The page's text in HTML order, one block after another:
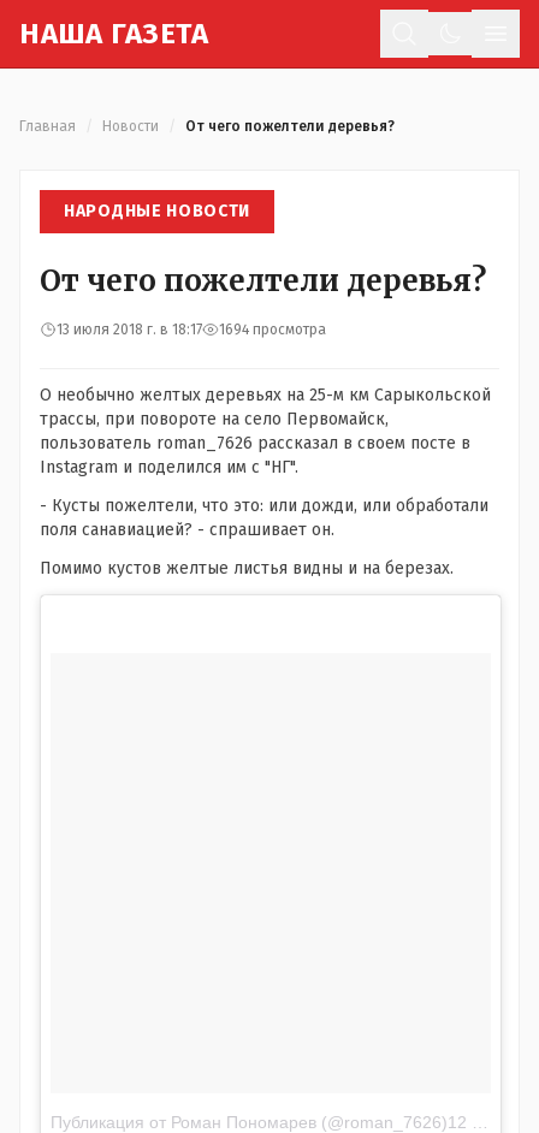
НАША ГАЗЕТА
Главная Новости От чего пожелтели деревья?
НАРОДНЫЕ НОВОСТИ
От чего пожелтели деревья?
13 июля 2018 г. в 18:17 1694 просмотра
О необычно желтых деревьях на 25-м км Сарыкольской
трассы, при повороте на село Первомайск,
пользователь roman_7626 рассказал в своем посте в
Instagram и поделился им с "НГ".
- Кусты пожелтели, что это: или дожди, или обработали
поля санавиацией? - спрашивает он.
Помимо кустов желтые листья видны и на березах.
Публикация от Роман Пономарев (@roman_7626)12 Июл 2018 в 7:42 PDT